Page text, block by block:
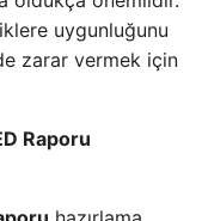
uygunluğunu
zarar vermek için
Raporu